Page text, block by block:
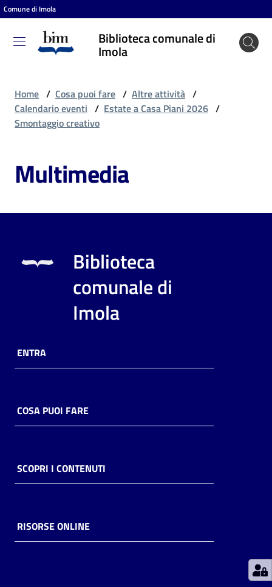
Vai al contenuto
Vai alla navigazione
Vai al footer
Comune di Imola
Biblioteca comunale di
Imola
Biblioteca
comunale
Cosa
fare
Scopri
online
Piani
Decentrate
Home / Cosa puoi fare / Altre attività /
Calendario eventi / Estate a Casa Piani 2026 /
Smontaggio creativo
Multimedia
Biblioteca
comunale di
Imola
ENTRA
COSA PUOI FARE
SCOPRI I CONTENUTI
RISORSE ONLINE